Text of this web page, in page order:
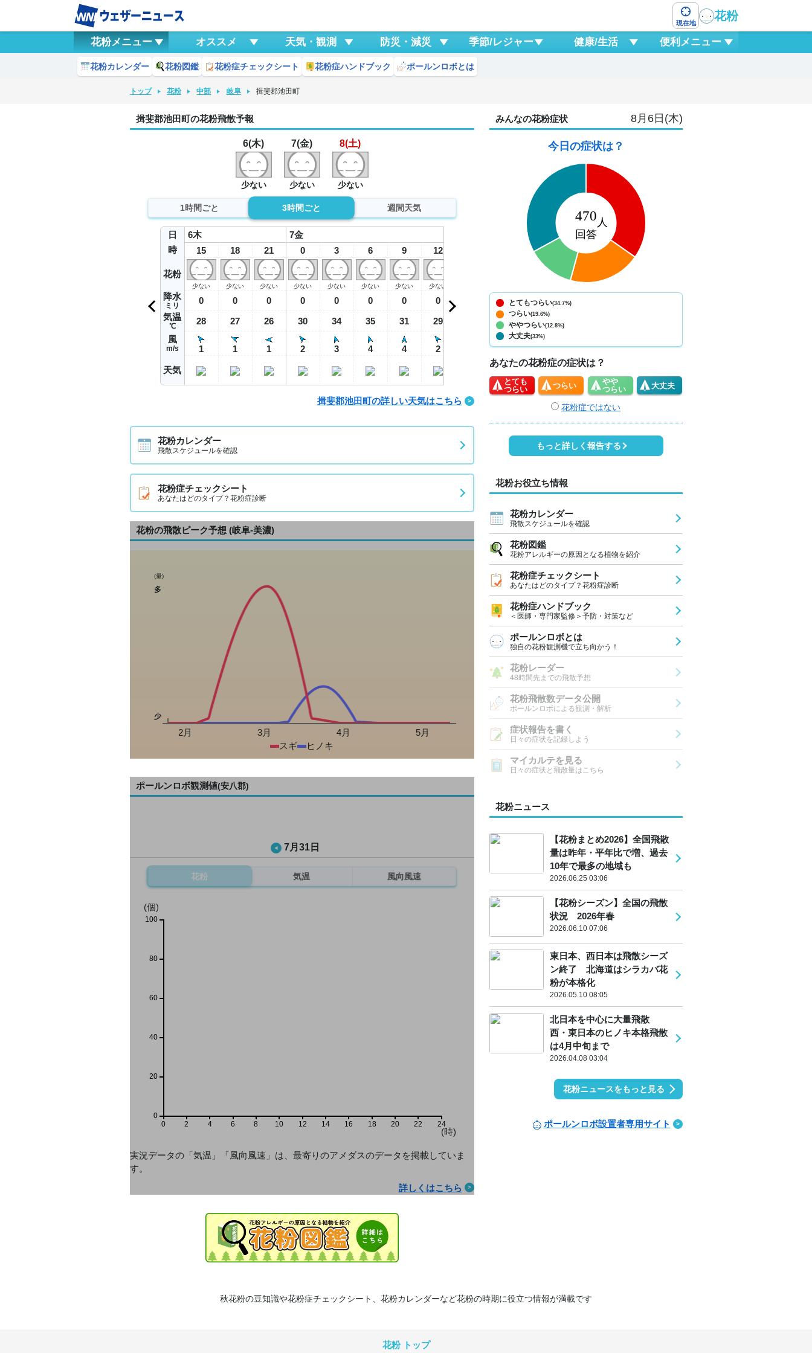
現在地
花粉
花粉メニュー オススメ 天気・観測 防災・減災 季節/レジャー 健康/生活 便利メニュー
花粉カレンダー 花粉図鑑 花粉症チェックシート 花粉症ハンドブック ポールンロボとは
トップ 花粉 中部 岐阜 揖斐郡池田町
揖斐郡池田町の花粉飛散予報
6(木)
少ない
7(金)
少ない
8(土)
少ない
1時間ごと 3時間ごと 週間天気
日
時
花粉
降水
ミリ
気温
℃
風
m/s
天気
6木
15
少ない
0
28
1
18
少ない
0
27
1
21
少ない
0
26
1
7金
0
少ない
0
30
2
3
少ない
0
34
3
6
少ない
0
35
4
9
少ない
0
31
4
12
少ない
0
29
2
0
27
1
21
0
26
1
0
0
1
3
2
6
3 2
揖斐郡池田町の詳しい天気はこちら
花粉カレンダー
飛散スケジュールを確認
花粉症チェックシート
あなたはどのタイプ？花粉症診断
花粉の飛散ピーク予想 (岐阜-美濃)
(量)
多
少
2月 3月 4月
5月
スギ
ヒノキ
ポールンロボ観測値(安八郡)
7月31日
花粉 気温 風向風速
0 2 4 6 8 10 12 14 16 18 20 22 24
(個)
(時)
0
20
40
60
80
100
実況データの「気温」「風向風速」は、最寄りのアメダスのデータを掲載していま
す。
詳しくはこちら
みんなの花粉症状 8月6日(木)
今日の症状は？
とてもつらい(34.7%)
つらい(19.6%)
ややつらい(12.8%)
大丈夫(33%)
あなたの花粉症の症状は？
とても
つらい
つらい
やや
つらい
大丈夫
花粉症ではない
もっと詳しく報告する
花粉お役立ち情報
花粉カレンダー
飛散スケジュールを確認
花粉図鑑
花粉アレルギーの原因となる植物を紹介
花粉症チェックシート
あなたはどのタイプ？花粉症診断
花粉症ハンドブック
＜医師・専門家監修＞予防・対策など
ポールンロボとは
独自の花粉観測機で立ち向かう！
花粉レーダー
48時間先までの飛散予想
花粉飛散数データ公開
ポールンロボによる観測・解析
症状報告を書く
日々の症状を記録しよう
マイカルテを見る
日々の症状と飛散量はこちら
花粉ニュース
【花粉まとめ2026】全国飛散
量は昨年・平年比で増、過去
10年で最多の地域も
2026.06.25 03:06
【花粉シーズン】全国の飛散
状況 2026年春
2026.06.10 07:06
東日本、西日本は飛散シーズ
ン終了 北海道はシラカバ花
粉が本格化
2026.05.10 08:05
北日本を中心に大量飛散
西・東日本のヒノキ本格飛散
は4月中旬まで
2026.04.08 03:04
花粉ニュースをもっと見る
ポールンロボ設置者専用サイト
秋花粉の豆知識や花粉症チェックシート、花粉カレンダーなど花粉の時期に役立つ情報が満載です
花粉 トップ